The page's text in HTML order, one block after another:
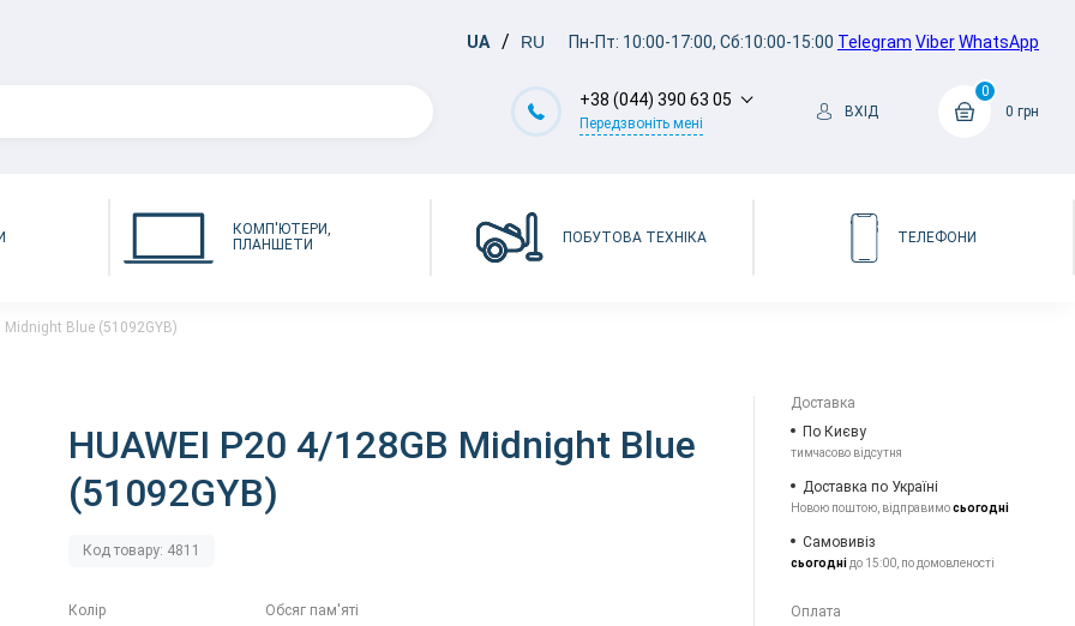
UA RU Пн-Пт: 10:00-17:00, Сб:10:00-15:00 Telegram ViberWhatsApp
+38 (044) 390 63 05
Передзвоніть мені
ВХІД
0
0 грн
КОМП'ЮТЕРИ,
ПЛАНШЕТИ
ПОБУТОВА ТЕХНІКА ТЕЛЕФОНИ
Midnight Blue (51092GYB)
HUAWEI P20 4/128GB Midnight Blue
(51092GYB)
Код товару: 4811
Колір Обсяг пам'яті
Доставка
По Києву
тимчасово відсутня
Доставка по Україні
Новою поштою, відправимосьогодні
Самовивіз
сьогоднідо 15:00, по домовленості
Оплата